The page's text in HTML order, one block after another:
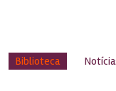
Biblioteca